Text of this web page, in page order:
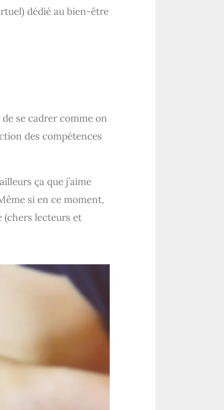
dédié au bien-être
se cadrer comme on
des compétences
ça que j’aime
si en ce moment,
(chers lecteurs et